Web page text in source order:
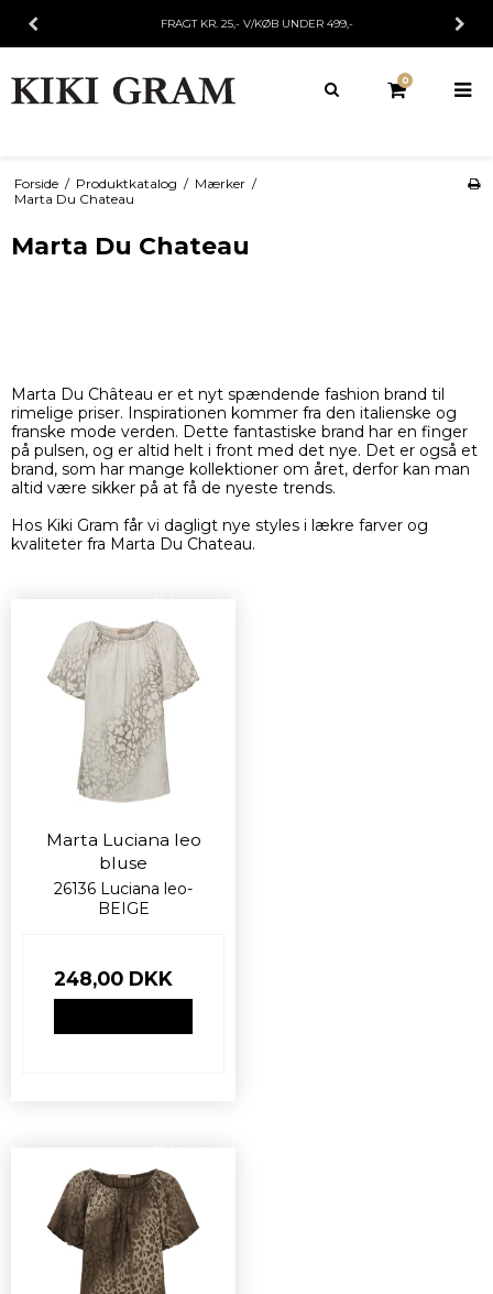
FRAGT KR. 25,- V/KØB UNDER 499,-
0
Forside / Produktkatalog / Mærker /
Marta Du Chateau
Marta Du Chateau
Marta Du Château er et nyt spændende fashion brand til
rimelige priser. Inspirationen kommer fra den italienske og
franske mode verden. Dette fantastiske brand har en finger
på pulsen, og er altid helt i front med det nye. Det er også et
brand, som har mange kollektioner om året, derfor kan man
altid være sikker på at få de nyeste trends.
Hos Kiki Gram får vi dagligt nye styles i lækre farver og
kvaliteter fra Marta Du Chateau.
Marta Luciana leo
bluse
26136 Luciana leo-
BEIGE
248,00 DKK